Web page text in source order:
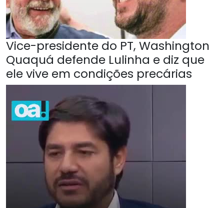
Vice-presidente do PT, Washington
Quaquá defende Lulinha e diz que
ele vive em condições precárias